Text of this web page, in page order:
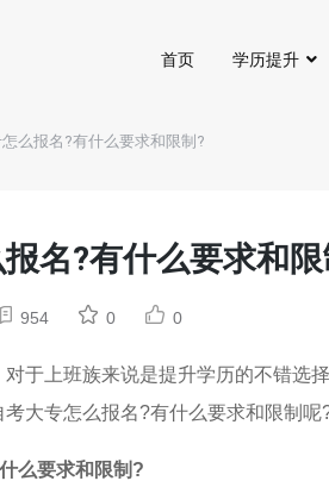
首页 学历提升
么报名?有什么要求和限制?
名?有什么要求和限
954 0 0
于上班族来说是提升学历的不错选
大专怎么报名?有什么要求和限制呢
么要求和限制?